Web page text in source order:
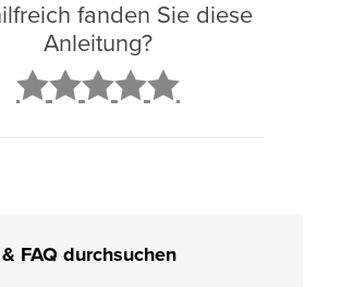
fanden Sie diese
Anleitung?
FAQ durchsuchen